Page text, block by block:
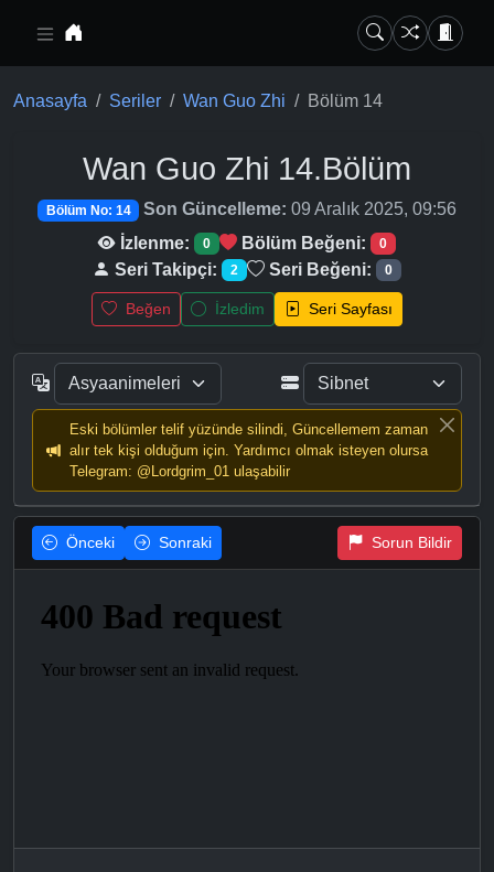
Anasayfa Seriler Wan Guo Zhi Bölüm 14
Wan Guo Zhi 14.Bölüm
Bölüm No: 14 Son Güncelleme: 09 Aralık 2025, 09:56
İzlenme:
0 Bölüm Beğeni: 0
Seri Takipçi: 2 Seri Beğeni: 0
Beğen İzledim Seri Sayfası
Eski bölümler telif yüzünde silindi, Güncellemem zaman
alır tek kişi olduğum için. Yardımcı olmak isteyen olursa
Telegram: @Lordgrim_01 ulaşabilir
Önceki Sonraki Sorun Bildir